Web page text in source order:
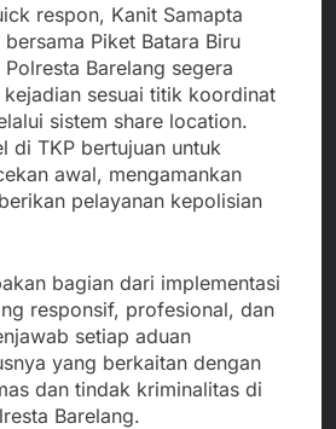
respon, Kanit Samapta
Piket Batara Biru
Barelang segera
sesuai titik koordinat
sistem share location.
di TKP bertujuan untuk
awal, mengamankan
pelayanan kepolisian
bagian dari implementasi
responsif, profesional, dan
setiap aduan
yang berkaitan dengan
dan tindak kriminalitas di
Barelang.